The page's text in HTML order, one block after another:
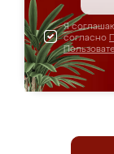
Я
согласно